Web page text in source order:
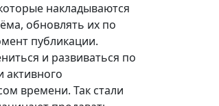
накладываются
обновлять их по
публикации.
и развиваться по
времени. Так стали